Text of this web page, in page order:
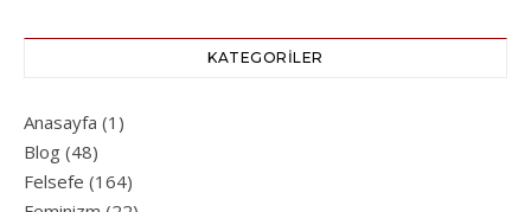
KATEGORILER
Anasayfa (1)
Blog (48)
Felsefe (164)